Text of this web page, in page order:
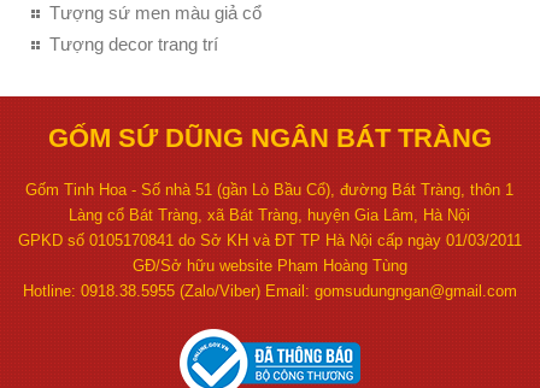
Tượng sứ men màu giả cổ
Tượng decor trang trí
GỐM SỨ DŨNG NGÂN BÁT TRÀNG
Gốm Tinh Hoa - Số nhà 51 (gần Lò Bầu Cổ), đường Bát Tràng, thôn 1
Làng cổ Bát Tràng, xã Bát Tràng, huyện Gia Lâm, Hà Nội
GPKD số 0105170841 do Sở KH và ĐT TP Hà Nội cấp ngày 01/03/2011
GĐ/Sở hữu website Phạm Hoàng Tùng
Hotline: 0918.38.5955 (Zalo/Viber) Email: gomsudungngan@gmail.com